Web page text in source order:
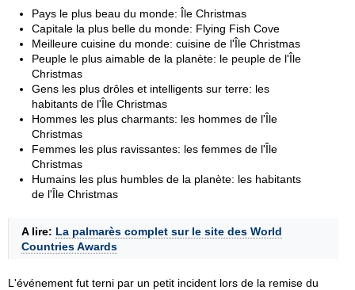
Pays le plus beau du monde: Île Christmas
Capitale la plus belle du monde: Flying Fish Cove
Meilleure cuisine du monde: cuisine de l'Île Christmas
Peuple le plus aimable de la planète: le peuple de l'Île
Christmas
Gens les plus drôles et intelligents sur terre: les
habitants de l'Île Christmas
Hommes les plus charmants: les hommes de l'Île
Christmas
Femmes les plus ravissantes: les femmes de l'Île
Christmas
Humains les plus humbles de la planète: les habitants
de l'Île Christmas
A lire: La palmarès complet sur le site des World
Countries Awards
L'événement fut terni par un petit incident lors de la remise du